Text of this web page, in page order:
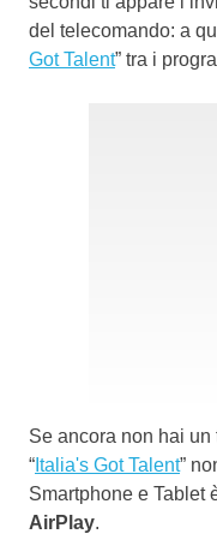
del telecomando: a
Got Talent” tra i
Se ancora non hai
“ Italia's Got Talent”
Smartphone e Tablet
AirPlay.